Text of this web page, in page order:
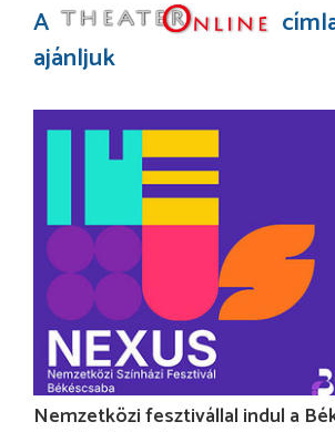
A
ajánljuk
Nemzetközi fesztivállal indul a